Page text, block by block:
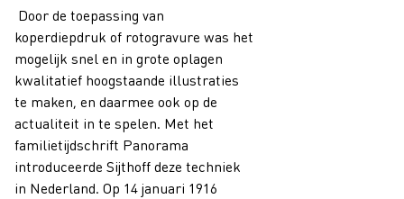
Door de toepassing van
koperdiepdruk of rotogravure was het
mogelijk snel en in grote oplagen
kwalitatief hoogstaande illustraties
te maken, en daarmee ook op de
actualiteit in te spelen. Met het
familietijdschrift Panorama
introduceerde Sijthoff deze techniek
in Nederland. Op 14 januari 1916